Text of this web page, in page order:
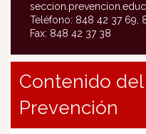
Teléfono: 848 42 37 69,
Fax: 848 42 37 38
Contenido
Prevención